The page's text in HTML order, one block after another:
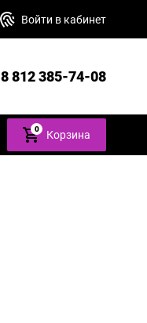
Войти в кабинет
8 812 385-74-08
0 Корзина